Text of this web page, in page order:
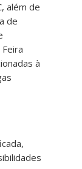
além de
de
à